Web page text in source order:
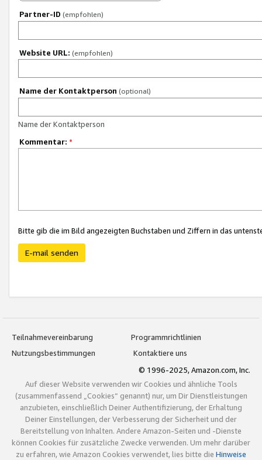
Partner-ID (empfohlen)
Website URL: (empfohlen)
Name der Kontaktperson (optional)
Name der Kontaktperson
Kommentar: *
Bitte gib die im Bild angezeigten Buchstaben und Ziffern in das
E-mail senden
Teilnahmevereinbarung
Programmrichtlinien
Nutzungsbestimmungen
Kontaktiere uns
© 1996-2025, Amazon.com, Inc.
Auf dieser Website verwenden wir Cookies und ähnliche Tools
(zusammenfassend „Cookies“ genannt) nur, um Dir Dienstleistungen
anzubieten, einschließlich Deiner Authentifizierung, der Erhaltung
Deiner Einstellungen, der Verbesserung der Sicherheit und der
Bereitstellung von Inhalten. Andere Amazon-Seiten und -Dienste
können Cookies für zusätzliche Zwecke verwenden. Um mehr darüber
zu erfahren, wie Amazon Cookies verwendet, lies bitte die Hinweise